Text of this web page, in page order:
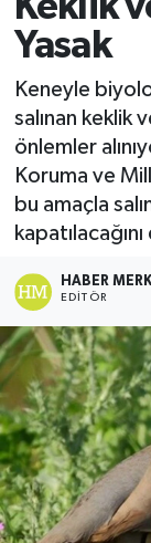
Yasak
Keneyle
salınan keklik
önlemler
Koruma ve
bu amaçla
HABER
EDITÖR
Son